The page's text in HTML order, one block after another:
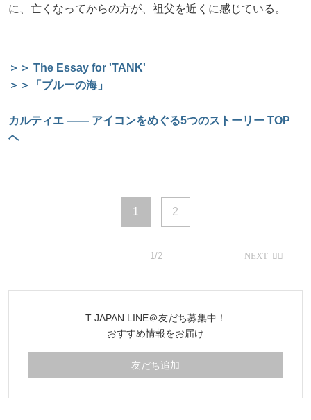
に、亡くなってからの方が、祖父を近くに感じている。
＞＞ The Essay for 'TANK'
＞＞「ブルーの海」
カルティエ ―― アイコンをめぐる5つのストーリー TOP
ヘ
1 2
1/2
T JAPAN LINE＠友だち募集中！
おすすめ情報をお届け
友だち追加